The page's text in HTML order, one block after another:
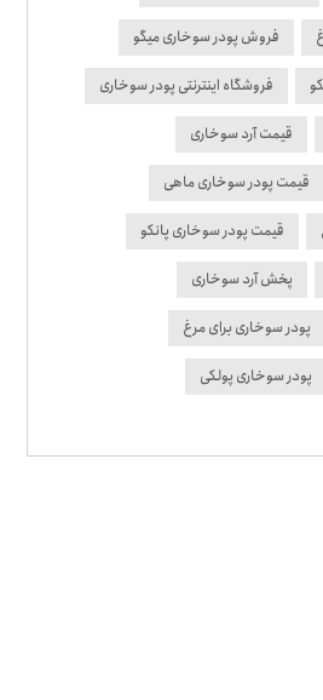
فروش پودر سوخاری میگو
فروشگاه اینترنتی پودر سوخاری
قیمت آرد سوخاری
قیمت پودر سوخاری ماهی
قیمت پودر سوخاری پانکو
پخش آرد سوخاری
پودر سوخاری برای مرغ
پودر سوخاری پولکی